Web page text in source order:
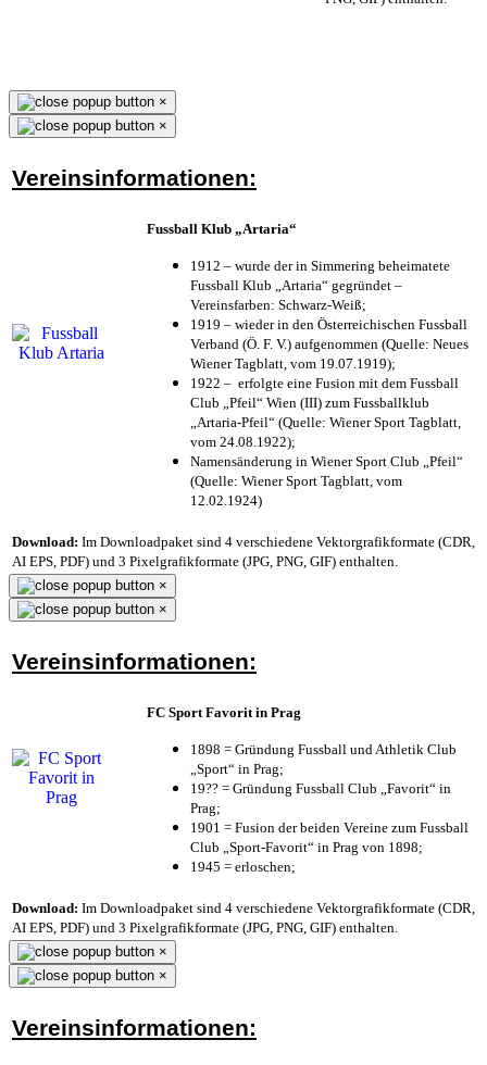
×
×
Vereinsinformationen:
Fussball Klub „Artaria“
1912 – wurde der in Simmering beheimatete
Fussball Klub „Artaria“ gegründet –
Vereinsfarben: Schwarz-Weiß;
1919 – wieder in den Österreichischen Fussball
Verband (Ö. F. V.) aufgenommen (Quelle: Neues
Wiener Tagblatt, vom 19.07.1919);
1922 – erfolgte eine Fusion mit dem Fussball
Club „Pfeil“ Wien (III) zum Fussballklub
„Artaria-Pfeil“ (Quelle: Wiener Sport Tagblatt,
vom 24.08.1922);
Namensänderung in Wiener Sport Club „Pfeil“
(Quelle: Wiener Sport Tagblatt, vom
12.02.1924)
Download: Im Downloadpaket sind 4 verschiedene Vektorgrafikformate (CDR,
AI EPS, PDF) und 3 Pixelgrafikformate (JPG, PNG, GIF) enthalten.
×
×
Vereinsinformationen:
FC Sport Favorit in Prag
1898 = Gründung Fussball und Athletik Club
„Sport“ in Prag;
19?? = Gründung Fussball Club „Favorit“ in
Prag;
1901 = Fusion der beiden Vereine zum Fussball
Club „Sport-Favorit“ in Prag von 1898;
1945 = erloschen;
Download: Im Downloadpaket sind 4 verschiedene Vektorgrafikformate (CDR,
AI EPS, PDF) und 3 Pixelgrafikformate (JPG, PNG, GIF) enthalten.
×
×
Vereinsinformationen: